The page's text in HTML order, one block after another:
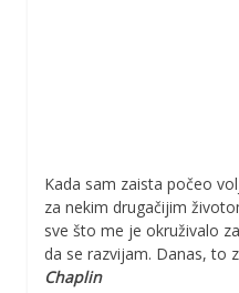
Kada sam zaista počeo
za nekim drugačijim
sve što me je okruživalo
da se razvijam. Danas, to
Chaplin